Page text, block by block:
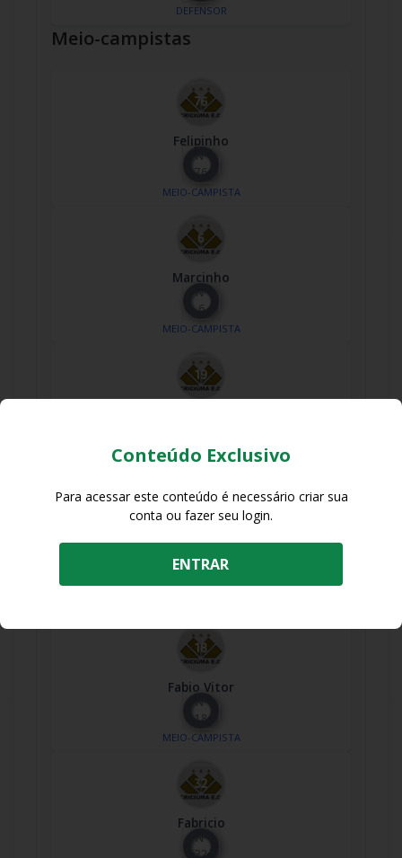
DEFENSOR
Meio-campistas
Felipinho
Nº
76
MEIO-CAMPISTA
Marcinho
Nº
6
MEIO-CAMPISTA
MEIO-CAMPISTA
Nº
Fabio Vitor
Nº
18
MEIO-CAMPISTA
Fabricio
Nº
32
Conteúdo Exclusivo
Para acessar este conteúdo é necessário criar sua
conta ou fazer seu login.
ENTRAR